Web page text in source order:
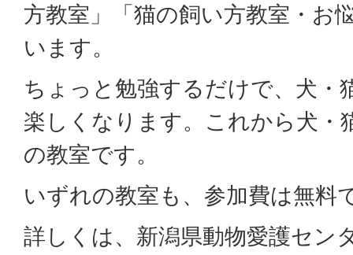
方教室」「猫の飼い方教室・お
います。
ちょっと勉強するだけで、犬・
楽しくなります。これから犬・
の教室です。
いずれの教室も、参加費は無料
詳しくは、新潟県動物愛護セン